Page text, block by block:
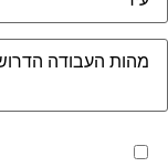
מאשר את תנאי